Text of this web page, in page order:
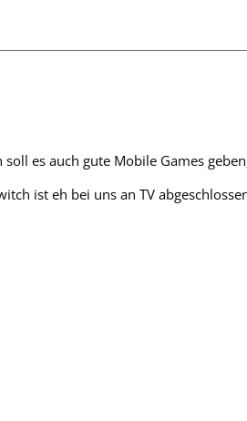
es auch gute Mobile Games
ist eh bei uns an TV